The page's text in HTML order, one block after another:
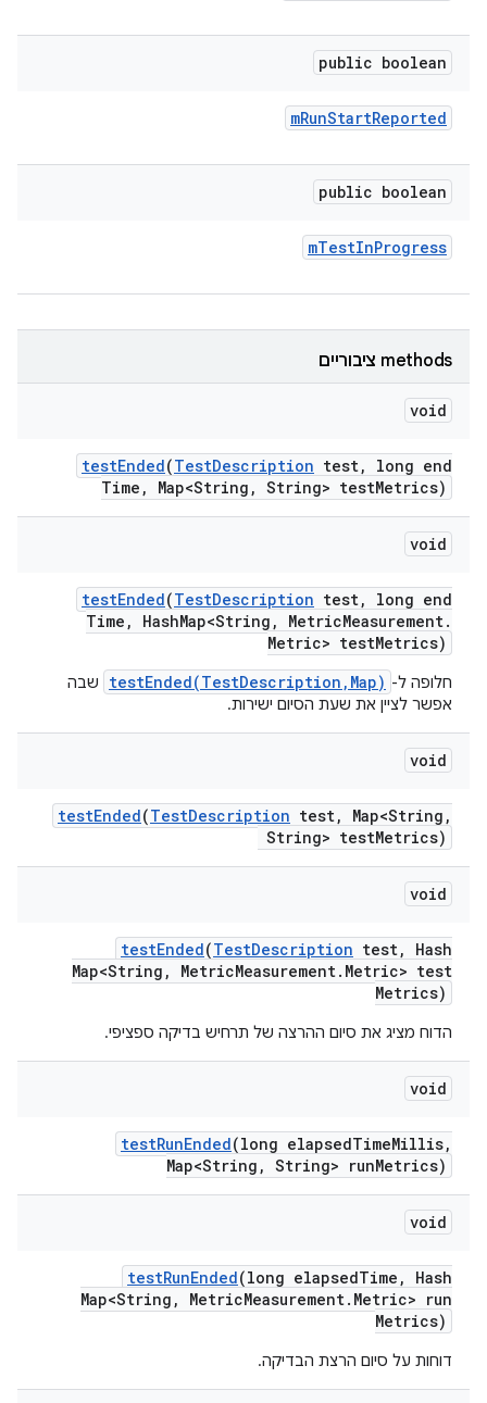
public boolean
mRunStartReported
public boolean
mTestInProgress
‫methods ציבוריים
void
testEnded(TestDescription test,
long end
Time , Map<String , String> testMetrics)
void
testEnded(TestDescription test,
long end
Time , HashMap<String , MetricMeasurement.
Metric> testMetrics)
חלופה ל- testEnded(TestDescription,Map)
שבה
אפשר לציין את שעת הסיום ישירות.
void
testEnded(TestDescription test, Map<String ,
String> testMetrics)
void
testEnded(TestDescription test,
Hash
Map<String , MetricMeasurement. Metric> test
Metrics)
הדוח מציג את סיום ההרצה של תרחיש בדיקה ספציפי.
void
testRunEnded(long elapsedTimeMillis,
Map<String , String> runMetrics)
void
testRunEnded(long elapsedTime ,
Hash
Map<String , MetricMeasurement. Metric> run
Metrics)
דוחות על סיום הרצת הבדיקה.